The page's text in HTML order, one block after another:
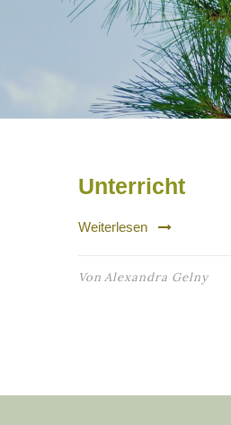
Unterricht
Weiterlesen
Von Alexandra Gelny